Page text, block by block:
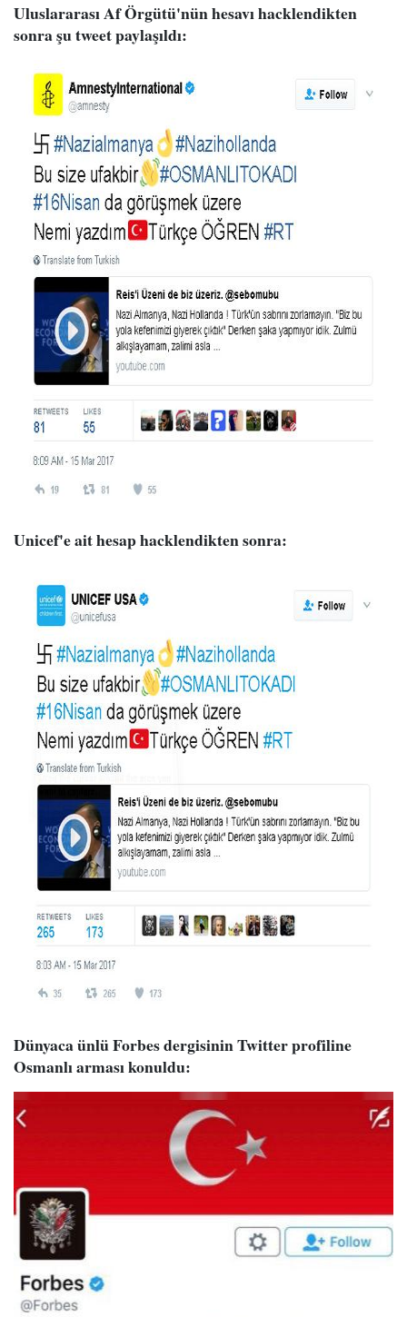
Uluslararası Af Örgütü'nün hesavı hacklendikten
sonra şu tweet paylaşıldı:
Unicef'e ait hesap hacklendikten sonra:
Dünyaca ünlü Forbes dergisinin Twitter profiline
Osmanlı arması konuldu: